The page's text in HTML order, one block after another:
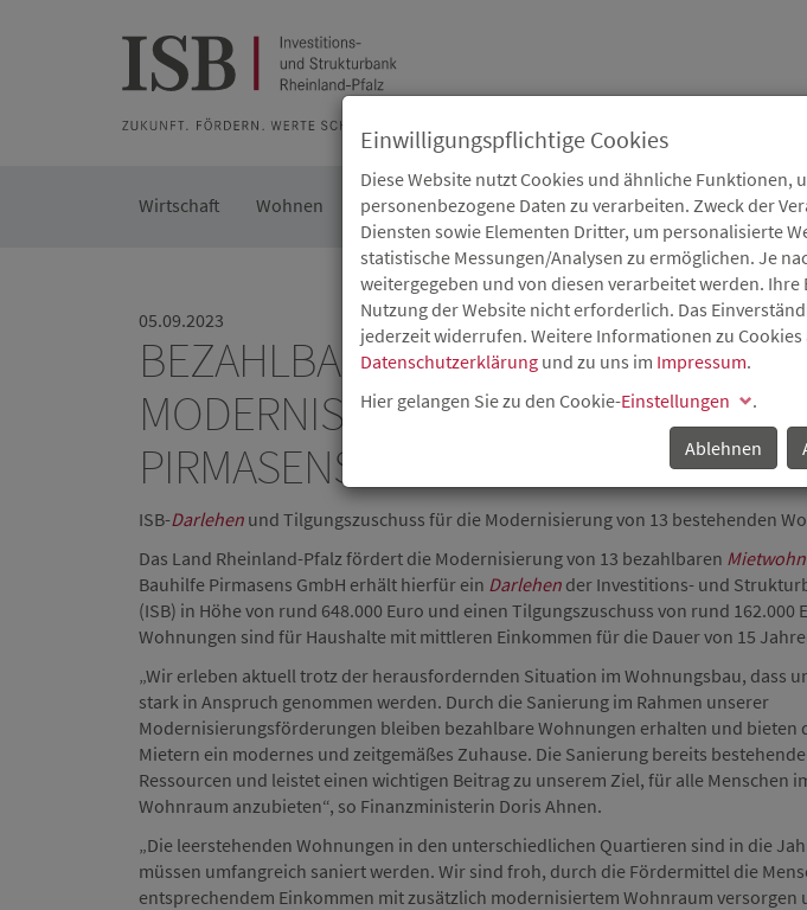
Wirtschaft Wohnen Kommunal Die ISB Karriere Service
05.09.2023
BEZAHLBARES WOHNEN: LAND
MODERNISIERUNGSPROJEKT DER
PIRMASENS
ISB-Darlehen und Tilgungszuschuss für die Modernisierung von 13 bestehenden
Das Land Rheinland-Pfalz fördert die Modernisierung von 13 bezahlbaren
Bauhilfe Pirmasens GmbH erhält hierfür ein Darlehen der Investitions- und
(ISB) in Höhe von rund 648.000 Euro und einen Tilgungszuschuss von rund 162.000
Wohnungen sind für Haushalte mit mittleren Einkommen für die Dauer von 15
„Wir erleben aktuell trotz der herausfordernden Situation im Wohnungsbau, dass
stark in Anspruch genommen werden. Durch die Sanierung im Rahmen unserer
Modernisierungsförderungen bleiben bezahlbare Wohnungen erhalten und bieten
Mietern ein modernes und zeitgemäßes Zuhause. Die Sanierung bereits
Ressourcen und leistet einen wichtigen Beitrag zu unserem Ziel, für alle Menschen
Wohnraum anzubieten“, so Finanzministerin Doris Ahnen.
„Die leerstehenden Wohnungen in den unterschiedlichen Quartieren sind in die
müssen umfangreich saniert werden. Wir sind froh, durch die Fördermittel die
entsprechendem Einkommen mit zusätzlich modernisiertem Wohnraum versorgen
Einwilligungspflichtige Cookies
Diese Website nutzt Cookies und ähnliche
personenbezogene Daten zu verarbeiten. Zweck der
Diensten sowie Elementen Dritter, um personalisierte
statistische Messungen/Analysen zu ermöglichen. Je
weitergegeben und von diesen verarbeitet werden.
Nutzung der Website nicht erforderlich. Das
jederzeit widerrufen. Weitere Informationen zu
Datenschutzerklärung und zu uns im Impressum.
Hier gelangen Sie zu den Cookie-Einstellungen
.
Ablehnen